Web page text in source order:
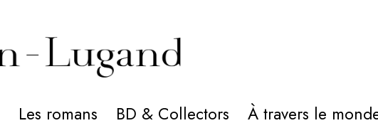
Les romans BD & Collectors À travers le